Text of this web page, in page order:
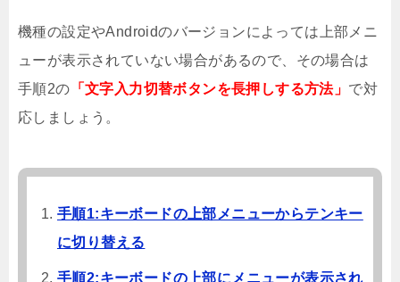
い？設定方法
スコアを確認する方法
処法まとめ
Xperiaをスリープ(画面消灯)させない3つの
機種の設定やAndroidのバージョンによっては上部メニ
ューが表示されていない場合があるので、その場合は
手順2の 「文字入力切替ボタンを長押しする方法」 で対
応しましょう。
手順1:キーボードの上部メニューからテンキー
に切り替える
手順2:キーボードの上部にメニューが表示され